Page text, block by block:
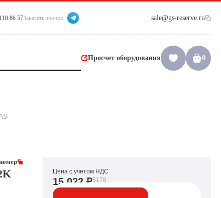
86 57Заказать звонок sale@gs-reserve.ru
Просчет оборудования 0
Цена с учетом НДС
15 022 ₽$178